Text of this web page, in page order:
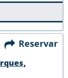
Reservar